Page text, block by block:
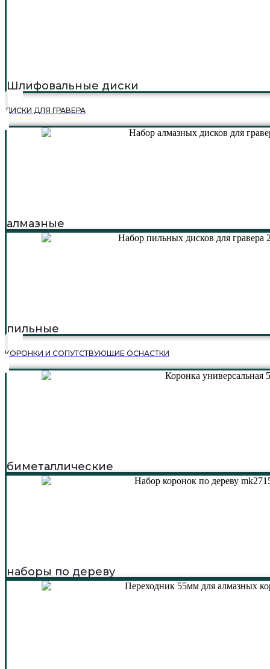
Шлифовальные диски
ДИСКИ ДЛЯ ГРАВЕРА
алмазные
пильные
КОРОНКИ И СОПУТСТВУЮЩИЕ ОСНАСТКИ
биметаллические
наборы по дереву